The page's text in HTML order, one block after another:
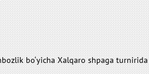
bo‘yicha Xalqaro shpaga